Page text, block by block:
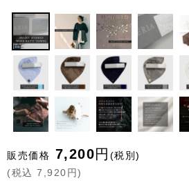
販売価格 7,200円 (税別)
(税込 7,920 円)